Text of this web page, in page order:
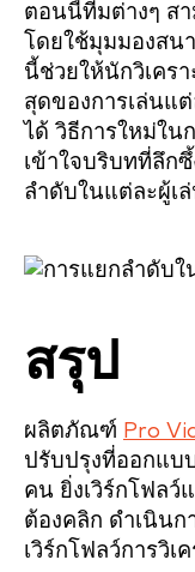
ตอนนี้ทีมต่างๆ สา
โดยใช้มุมมองสน
นี้ช่วยให้นักวิเคร
สุดของการเล่นแ
ได้ วิธีการใหม่ใน
เข้าใจบริบทที่ลึก
ลำดับในแต่ละผู้เ
สรุป
ผลิตภัณฑ์ Pro
ปรับปรุงที่ออกแบ
คน ยิ่งเวิร์กโฟลว์
ต้องคลิก ดำเนินก
เวิร์กโฟลว์การวิ